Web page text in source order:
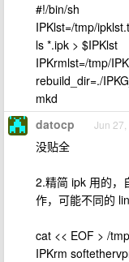
#!/bin/sh
IPKlst=/tmp/
ls *.ipk > $IPKlst
IPKrmlst=/tmp/
rebuild_dir=./
mkd
datocp Jun 27,
没贴全
2.精简 ipk 用的，
作，可能不同的
cat << EOF > /
IPKrm